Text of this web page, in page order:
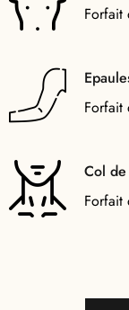
Forfait
Forfait
Col
Forfait